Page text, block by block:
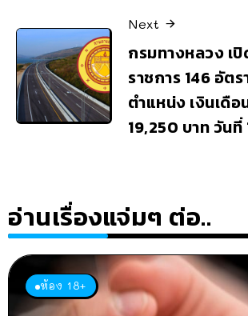
Next
กรมทางหลวง เ
ราชการ 146 อัต
ตำแหน่ง เงินเดื
19,250 บาท วันที่
อ่านเรื่องแจ่มๆ ต่อ..
ห้อง 18+